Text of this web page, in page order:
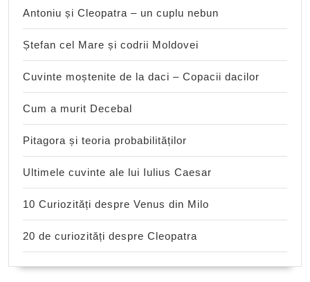
Antoniu și Cleopatra – un cuplu nebun
Ștefan cel Mare și codrii Moldovei
Cuvinte moștenite de la daci – Copacii dacilor
Cum a murit Decebal
Pitagora și teoria probabilităților
Ultimele cuvinte ale lui Iulius Caesar
10 Curiozități despre Venus din Milo
20 de curiozități despre Cleopatra